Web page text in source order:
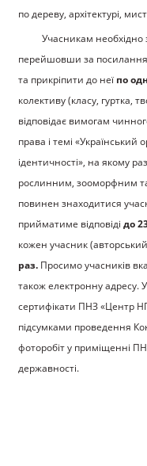
по дереву, архітектурі,
Учасникам необхідно
перейшовши за
та прикріпити до неї по
колективу (класу, гуртка,
відповідає вимогам
права і темі
ідентичності», на якому
рослинним, зооморфним
повинен знаходитися
прийматиме відповіді до
кожен учасник
раз. Просимо учасників
також електронну адресу.
сертифікати ПНЗ «Центр
підсумками проведення
фоторобіт у приміщенні
державності.